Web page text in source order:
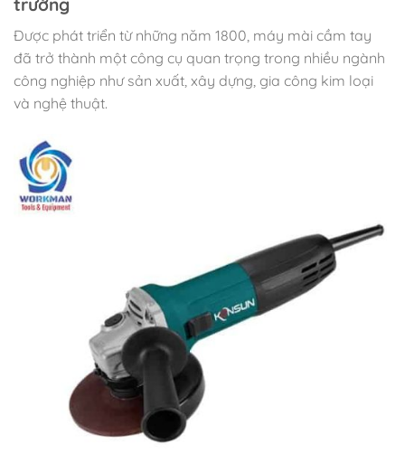
trường
Được phát triển từ những năm 1800, máy mài cầm tay
đã trở thành một công cụ quan trọng trong nhiều ngành
công nghiệp như sản xuất, xây dựng, gia công kim loại
và nghệ thuật.